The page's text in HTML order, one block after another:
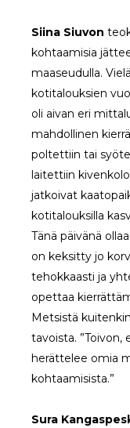
Siina Siuvon
kohtaamisia
maaseudulla.
kotitalouksien
oli aivan eri
mahdollinen
poltettiin tai
laitettiin
jatkoivat
kotitalouksilla
Tänä päivänä
on keksitty jo
tehokkaasti ja
opettaa
Metsistä
tavoista. ”Toivon,
herättelee omia
kohtaamisista.”
Sura